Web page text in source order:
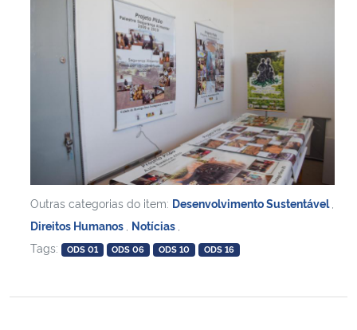
Outras categorias do item: Desenvolvimento Sustentável
Direitos Humanos Notícias
Tags:
ODS 01 ODS 06 ODS 10 ODS 16